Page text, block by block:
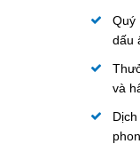
Quý
dấu
và